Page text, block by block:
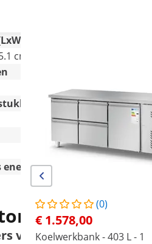
cm
[kWh]
(0)
€ 1.578,00
Koelwerkbank - 403 L - 1
voedsel op de